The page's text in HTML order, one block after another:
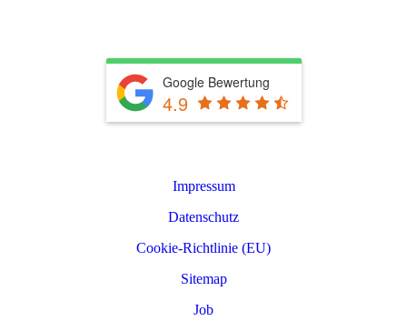
Google Bewertung
4.9
Impressum
Datenschutz
Cookie-Richtlinie (EU)
Sitemap
Job